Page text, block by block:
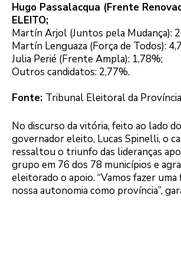
Hugo Passalacqua (Frente
ELEITO;
Martín Arjol (Juntos pela Mudança):
Martín Lenguaza (Força de Todos):
Julia Perié (Frente Ampla): 1,78%;
Outros candidatos: 2,77%.
Fonte: Tribunal Eleitoral da
No discurso da vitória, feito ao lado
governador eleito, Lucas Spinelli, o
ressaltou o triunfo das lideranças
grupo em 76 dos 78 municípios e
eleitorado o apoio. “Vamos fazer
nossa autonomia como província”,